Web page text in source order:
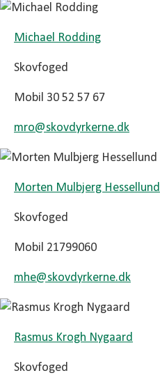
Michael Rodding
Skovfoged
Mobil 30 52 57 67
mro@skovdyrkerne.dk
Morten Mulbjerg Hessellund
Skovfoged
Mobil 21799060
mhe@skovdyrkerne.dk
Rasmus Krogh Nygaard
Skovfoged